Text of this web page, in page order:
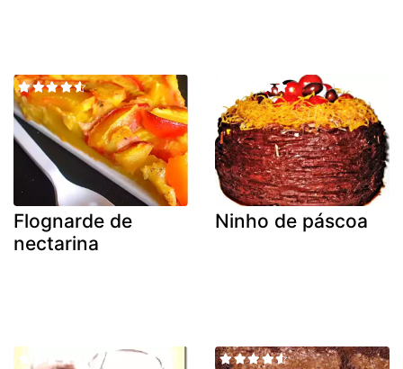
Flognarde de
nectarina
Ninho de páscoa